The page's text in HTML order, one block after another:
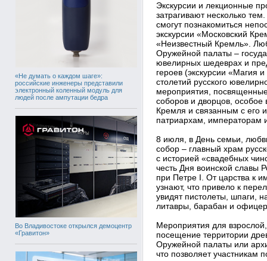
«Не думать о каждом шаге»:
российские инженеры представили
электронный коленный модуль для
людей после ампутации бедра
Во Владивостоке открылся демоцентр
«Гравитон»
Экскурсии и лекционные
затрагивают несколько
смогут познакомиться
экскурсии «Московский
«Неизвестный Кремль».
Оружейной палаты –
ювелирных шедеврах и
героев (экскурсии «Магия
столетий русского
мероприятия,
соборов и дворцов,
Кремля и связанным с его
патриархам, императорам
8 июля, в День семьи,
собор – главный храм
с историей «свадебных
честь Дня воинской славы
при Петре I. От царства к
узнают, что привело к
увидят пистолеты, шпаги,
литавры, барабан и
Мероприятия для
посещение территории
Оружейной палаты или
что позволяет